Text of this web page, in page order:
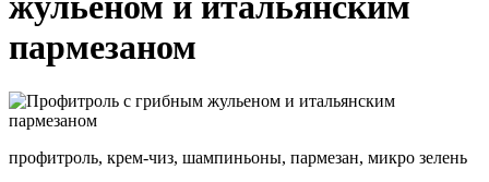
пармезаном
профитроль, крем-чиз, шампиньоны, пармезан, микро зелень